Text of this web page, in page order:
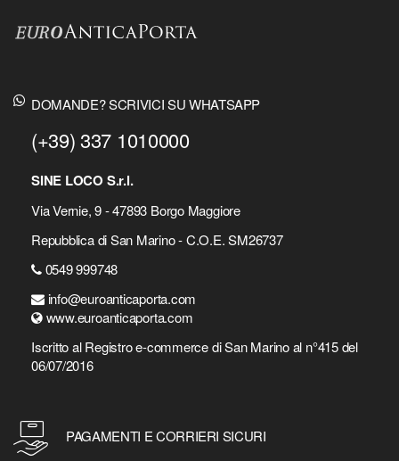
DOMANDE? SCRIVICI SU WHATSAPP
(+39) 337 1010000
SINE LOCO S.r.l.
Via Vernie, 9 - 47893 Borgo Maggiore
Repubblica di San Marino - C.O.E. SM26737
0549 999748
info@euroanticaporta.com
www.euroanticaporta.com
Iscritto al Registro e-commerce di San Marino al n°415 del
06/07/2016
PAGAMENTI E CORRIERI SICURI